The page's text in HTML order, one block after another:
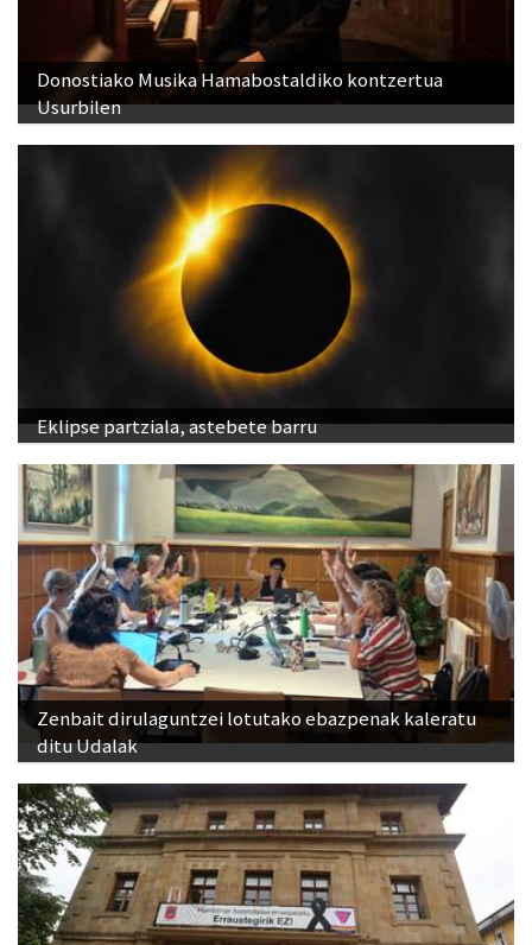
Donostiako Musika Hamabostaldiko kontzertua
Usurbilen
Eklipse partziala, astebete barru
Zenbait dirulaguntzei lotutako ebazpenak kaleratu
ditu Udalak